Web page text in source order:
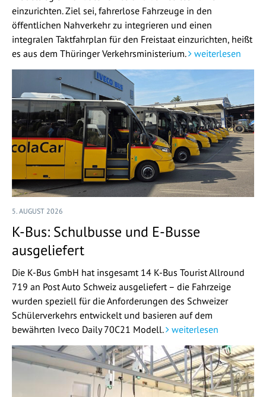
einzurichten. Ziel sei, fahrerlose Fahrzeuge in den
öffentlichen Nahverkehr zu integrieren und einen
integralen Taktfahrplan für den Freistaat einzurichten, heißt
es aus dem Thüringer Verkehrsministerium.
weiterlesen
5. AUGUST 2026
K-Bus: Schulbusse und E-Busse
ausgeliefert
Die K-Bus GmbH hat insgesamt 14 K-Bus Tourist Allround
719 an Post Auto Schweiz ausgeliefert – die Fahrzeige
wurden speziell für die Anforderungen des Schweizer
Schülerverkehrs entwickelt und basieren auf dem
bewährten Iveco Daily 70C21 Modell.
weiterlesen